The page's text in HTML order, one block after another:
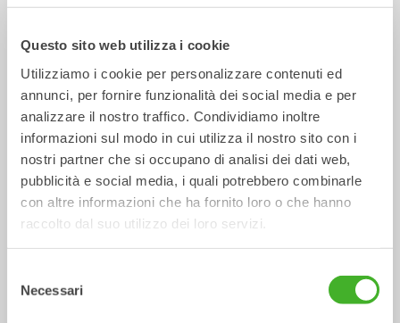
Questo sito web utilizza i cookie
Utilizziamo i cookie per personalizzare contenuti ed
annunci, per fornire funzionalità dei social media e per
analizzare il nostro traffico. Condividiamo inoltre
informazioni sul modo in cui utilizza il nostro sito con i
nostri partner che si occupano di analisi dei dati web,
pubblicità e social media, i quali potrebbero combinarle
con altre informazioni che ha fornito loro o che hanno
raccolto dal suo utilizzo dei loro servizi.
delNecessari
Pinze a dita
Attrezzature idrauliche
Pinze multiuso
Attrezzature idrauliche